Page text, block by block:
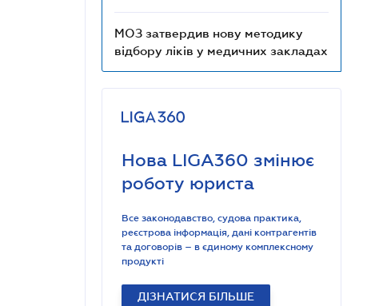
МОЗ затвердив нову методику
відбору ліків у медичних закладах
Нова LIGA360 змінює
роботу юриста
Все законодавство, судова практика,
реєстрова інформація, дані контрагентів
та договорів – в єдиному комплексному
продукті
ДІЗНАТИСЯ БІЛЬШЕ